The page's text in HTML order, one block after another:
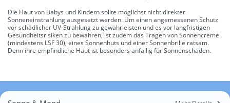
Die Haut von Babys und Kindern sollte möglichst nicht direkter
Sonneneinstrahlung ausgesetzt werden. Um einen angemessenen Schutz
vor schädlicher UV-Strahlung zu gewährleisten und es vor langfristigen
Gesundheitsrisiken zu bewahren, ist zudem das Tragen von Sonnencreme
(mindestens LSF 30), eines Sonnenhuts und einer Sonnenbrille ratsam.
Denn ihre empfindliche Haut ist besonders anfällig für Sonnenschäden.